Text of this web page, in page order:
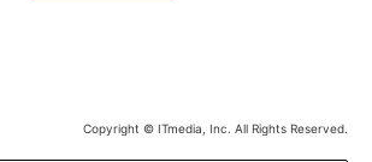
Copyright © ITmedia, Inc. All Rights Reserved.